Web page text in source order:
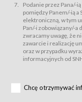
Usługobiorca przed
zapoznać się z
usługi newsletter za
zamieszczonego na
Usługobiorców
Usługobiorca
od chwili rozpoczęcia
Regulamin jest
Warunki techniczne
Podanie przez Pana/-
pomiędzy Panem/-ią a
elektroniczną, w tym
Pan/-i zobowiązany/-a
zwracamy uwagę, że
zawarcie i realizację
oraz w przypadku
informacyjnych od
Chcę otrzymywać